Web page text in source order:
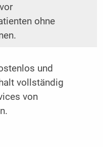
ohne
und
vollständig
von